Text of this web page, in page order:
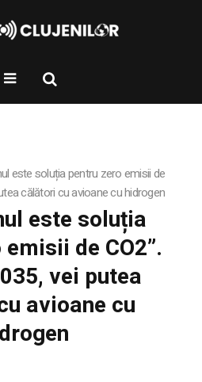
este soluția pentru zero emisii de
călători cu avioane cu hidrogen
este soluția
de CO2”.
vei putea
avioane cu